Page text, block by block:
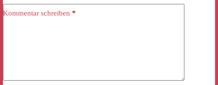
Kommentar schreiben *